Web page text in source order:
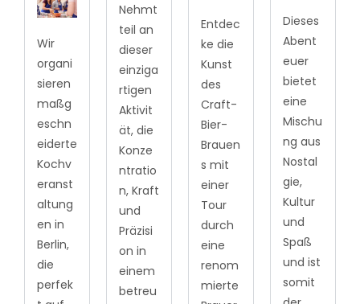
Wir
organi
sieren
maßg
eschn
eiderte
Kochv
eranst
altung
en in
Berlin,
die
perfek
Nehmt
teil an
dieser
einziga
rtigen
Aktivit
ät, die
Konze
ntratio
n, Kraft
und
Präzisi
on in
einem
betreu
Entdec
ke die
Kunst
des
Craft-
Bier-
Brauen
s mit
einer
Tour
durch
eine
renom
mierte
Dieses
Abent
euer
bietet
eine
Mischu
ng aus
Nostal
gie,
Kultur
und
Spaß
und ist
somit